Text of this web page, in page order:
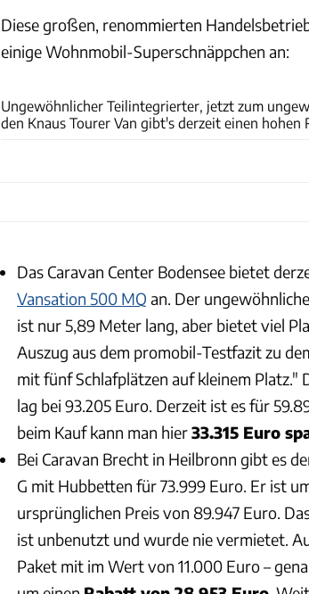
Diese großen, renommierten
einige Wohnmobil-Superschnäppchen an:
Ungewöhnlicher Teilintegrierter, jetzt zum
den Knaus Tourer Van gibt's derzeit einen hohen
Das Caravan Center Bodensee bietet
Vansation 500 MQ an. Der
ist nur 5,89 Meter lang, aber bietet viel
Auszug aus dem promobil-Testfazit zu
mit fünf Schlafplätzen auf kleinem Platz."
lag bei 93.205 Euro. Derzeit ist es für
beim Kauf kann man hier33.315 Euro
Bei Caravan Brecht in Heilbronn gibt es
G mit Hubbetten für 73.999 Euro. Er ist
ursprünglichen Preis von 89.947 Euro.
ist unbenutzt und wurde nie vermietet.
Paket mit im Wert von 11.000 Euro –